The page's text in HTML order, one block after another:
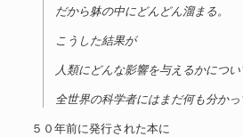
だから躰の中にどんどん溜まる。
こうした結果が
人類にどんな影響を与えるかにつ
全世界の科学者にはまだ何も分かっ
５０年前に発行された本に